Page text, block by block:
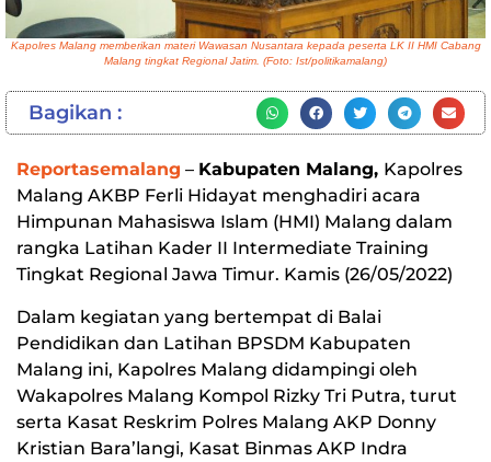
Kapolres Malang memberikan materi Wawasan Nusantara kepada peserta LK II HMI Cabang
Malang tingkat Regional Jatim. (Foto: Ist/politikamalang)
Bagikan :
Reportasemalang – Kabupaten Malang, Kapolres
Malang AKBP Ferli Hidayat menghadiri acara
Himpunan Mahasiswa Islam (HMI) Malang dalam
rangka Latihan Kader II Intermediate Training
Tingkat Regional Jawa Timur. Kamis (26/05/2022)
Dalam kegiatan yang bertempat di Balai
Pendidikan dan Latihan BPSDM Kabupaten
Malang ini, Kapolres Malang didampingi oleh
Wakapolres Malang Kompol Rizky Tri Putra, turut
serta Kasat Reskrim Polres Malang AKP Donny
Kristian Bara’langi, Kasat Binmas AKP Indra